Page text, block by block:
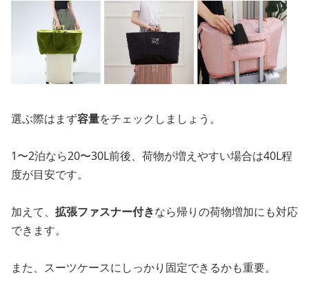
選ぶ際はまず容量をチェックしましょう。
1〜2泊なら20〜30L前後、荷物が増えやすい場合は40L程
度が目安です。
加えて、 拡張ファスナー付きなら帰りの荷物増加にも対応
できます。
また、スーツケースにしっかり固定できるかも重要。